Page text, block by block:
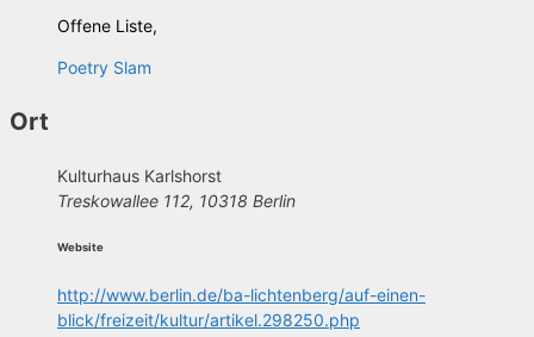
Offene Liste,
Poetry Slam
Ort
Kulturhaus Karlshorst
Treskowallee 112, 10318 Berlin
Website
http://www.berlin.de/ba-lichtenberg/auf-einen-
blick/freizeit/kultur/artikel.298250.php